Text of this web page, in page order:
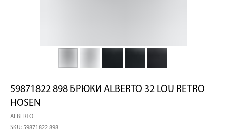
59871822 898 БРЮКИ ALBERTO 32 LOU RETRO
HOSEN
ALBERTO
SKU: 59871822 898